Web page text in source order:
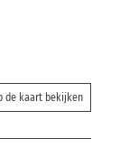
de kaart bekijken